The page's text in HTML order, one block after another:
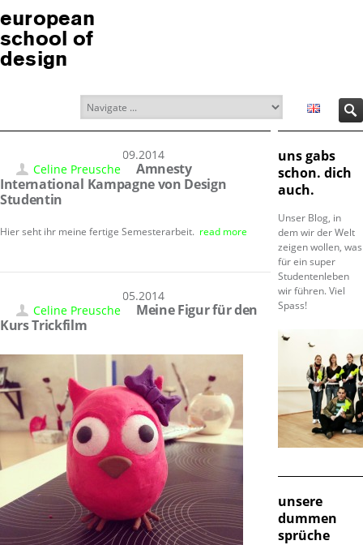
european
school of
design
30.09.2014
Celine Preusche
Amnesty
International Kampagne von Design
Studentin
Hier seht ihr meine fertige Semesterarbeit. read more
30.05.2014
Celine Preusche
Meine Figur für den
Kurs Trickfilm
uns gabs
schon. dich
auch.
Unser Blog, in
dem wir der Welt
zeigen wollen, was
für ein super
Studentenleben
wir führen. Viel
Spass!
unsere
dummen
sprüche